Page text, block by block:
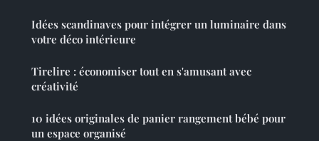
Idées scandinaves pour intégrer un luminaire dans
votre déco intérieure
Tirelire : économiser tout en s'amusant avec
créativité
10 idées originales de panier rangement bébé pour
un espace organisé